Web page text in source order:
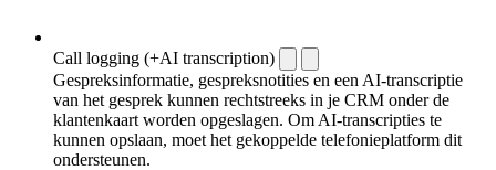
Call logging (+AI transcription)
Gespreksinformatie, gespreksnotities en een AI-transcriptie
van het gesprek kunnen rechtstreeks in je CRM onder de
klantenkaart worden opgeslagen. Om AI-transcripties te
kunnen opslaan, moet het gekoppelde telefonieplatform dit
ondersteunen.